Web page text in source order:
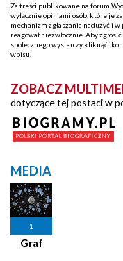
Za treści publikowane na forum
wyłącznie opiniami osób, które je
mechanizm zgłaszania nadużyć i
reagował niezwłocznie. Aby
społecznego wystarczy kliknąć
wpisu.
ZOBACZ
dotyczące tej postaci w
MEDIA
1
Graf